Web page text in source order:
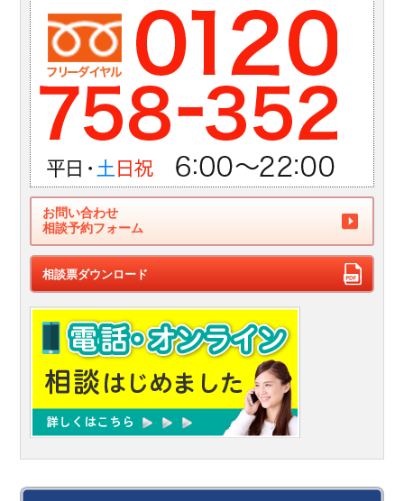
お問い合わせ
相談予約フォーム
相談票ダウンロード